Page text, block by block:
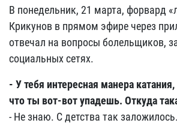
В понедельник, 21 марта, форвард
Крикунов в прямом эфире через
отвечал на вопросы болельщиков,
социальных сетях.
- У тебя интересная манера
что ты вот-вот упадешь. Откуда
- Не знаю. С детства так